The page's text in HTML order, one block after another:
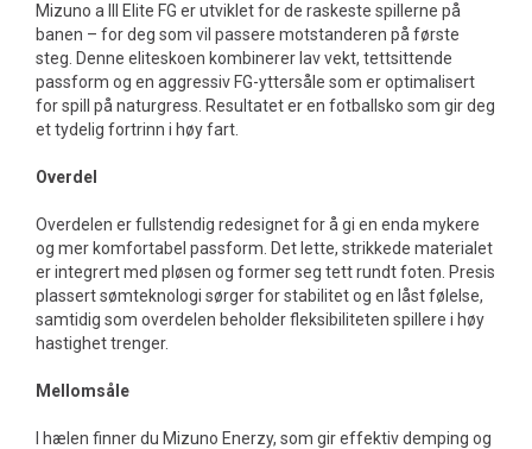
Mizuno a III Elite FG er utviklet for de raskeste spillerne på
banen – for deg som vil passere motstanderen på første
steg. Denne eliteskoen kombinerer lav vekt, tettsittende
passform og en aggressiv FG-yttersåle som er optimalisert
for spill på naturgress. Resultatet er en fotballsko som gir deg
et tydelig fortrinn i høy fart.
Overdel
Overdelen er fullstendig redesignet for å gi en enda mykere
og mer komfortabel passform. Det lette, strikkede materialet
er integrert med pløsen og former seg tett rundt foten. Presis
plassert sømteknologi sørger for stabilitet og en låst følelse,
samtidig som overdelen beholder fleksibiliteten spillere i høy
hastighet trenger.
Mellomsåle
I hælen finner du Mizuno Enerzy, som gir effektiv demping og